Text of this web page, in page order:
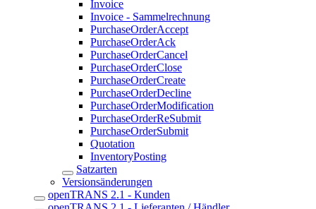
Invoice
Invoice - Sammelrechnung
PurchaseOrderAccept
PurchaseOrderAck
PurchaseOrderCancel
PurchaseOrderClose
PurchaseOrderCreate
PurchaseOrderDecline
PurchaseOrderModification
PurchaseOrderReSubmit
PurchaseOrderSubmit
Quotation
InventoryPosting
Satzarten
Versionsänderungen
openTRANS 2.1 - Kunden